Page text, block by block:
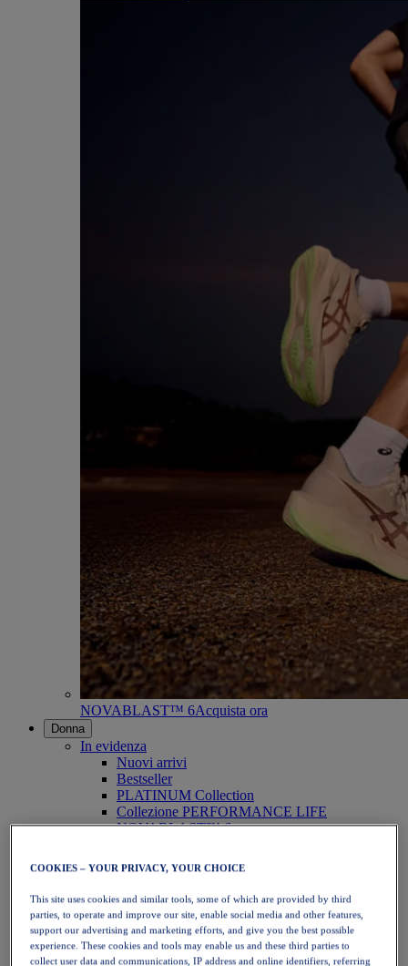
NOVABLAST™ 6Acquista ora
Donna
In evidenza
Nuovi arrivi
Bestseller
PLATINUM Collection
Collezione PERFORMANCE LIFE
NOVABLAST™ 6
Running
Trail running
Tennis
Pallavolo
Pallamano
Padel
Netball
COOKIES – YOUR PRIVACY, YOUR CHOICE
This site uses cookies and similar tools, some of which are provided by third
parties, to operate and improve our site, enable social media and other features,
support our advertising and marketing efforts, and give you the best possible
experience. These cookies and tools may enable us and these third parties to
collect user data and communications, IP address and online identifiers, referring